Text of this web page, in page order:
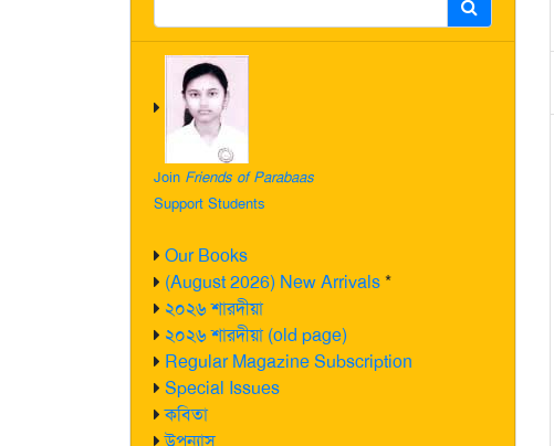
Join Friends of Parabaas
Support Students
Our Books
(August 2026) New Arrivals*
২০২৬ শারদীয়া
২০২৬ শারদীয়া (old page)
Regular Magazine Subscription
Special Issues
কবিতা
উপন্যাস